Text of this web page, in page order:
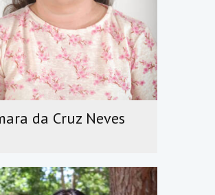
da Cruz Neves